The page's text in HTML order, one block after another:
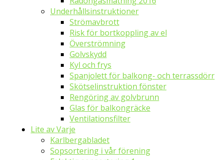
Underhållsinstruktioner
Strömavbrott
Risk för bortkoppling av el
Överströmning
Golvskydd
Kyl och frys
Spanjolett för balkong- och terrassdörr
Skötselinstruktion fönster
Rengöring av golvbrunn
Glas för balkongräcke
Ventilationsfilter
Lite av Varje
Karlbergabladet
Sopsortering i vår förening